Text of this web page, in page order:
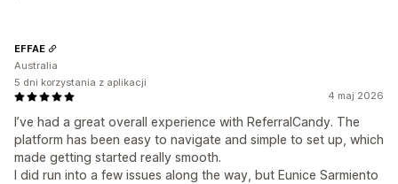
4 maj 2026
I’ve had a great overall experience with ReferralCandy. The
platform has been easy to navigate and simple to set up, which
made getting started really smooth.
I did run into a few issues along the way, but Eunice Sarmiento
EFFAE
Australia
5 dni korzystania z aplikacji